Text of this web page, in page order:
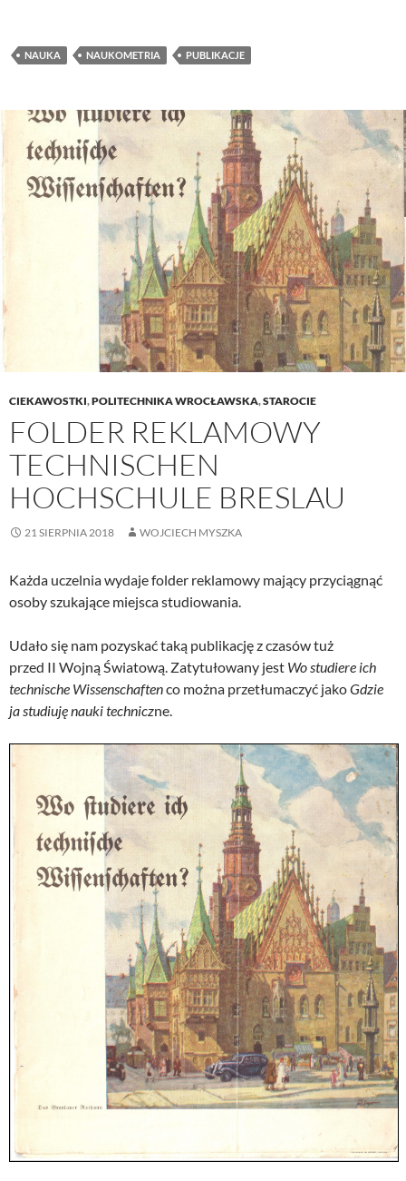
NAUKA NAUKOMETRIA PUBLIKACJE
CIEKAWOSTKI,POLITECHNIKA WROCŁAWSKA,STAROCIE
FOLDER REKLAMOWY
TECHNISCHEN
HOCHSCHULE BRESLAU
21 SIERPNIA 2018 WOJCIECH MYSZKA
Każda uczelnia wydaje folder reklamowy mający przyciągnąć
osoby szukające miejsca studiowania.
Udało się nam pozyskać taką publikację z czasów tuż
przed II Wojną Światową. Zatytułowany jest Wo studiere ich
technische Wissenschaftenco można przetłumaczyć jakoGdzie
ja studiuję nauki techniczne.